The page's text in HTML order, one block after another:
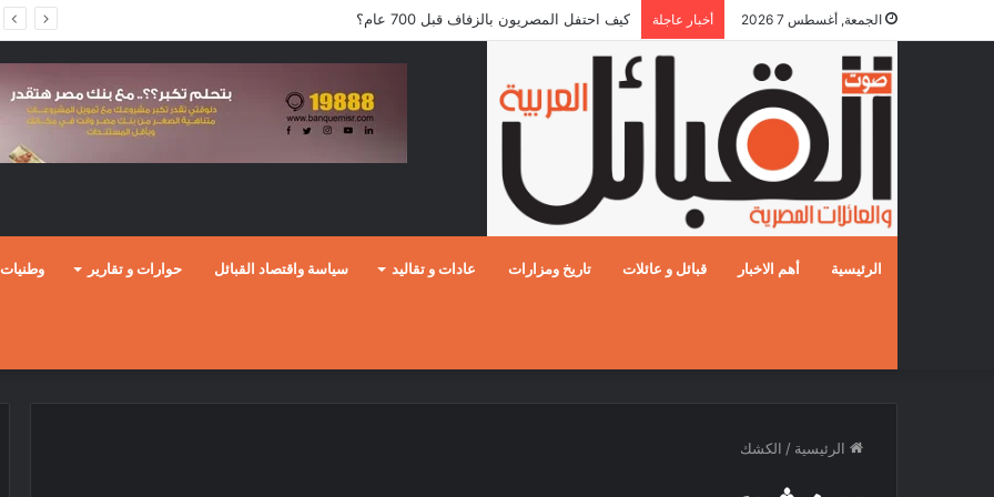
الجمعة, أغسطس 7 2026 أخبار عاجلة كيف احتفل المصريون بالزفاف قبل 700 عام؟
الرئيسية أهم الاخبار قبائل و عائلات تاريخ ومزارات عادات و تقاليد سياسة واقتصاد القبائل حوارات و تقارير وطنيات
الرئيسية / الكشك